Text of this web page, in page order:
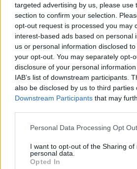
targeted advertising by us, please use
section to confirm your selection.
opt-out request is processed you may
interest-based ads based on personal
us or personal information disclosed
your opt-out. You may separately opt-
disclosure of your personal
IAB’s list of downstream participants.
also be disclosed by us to third parties
Downstream Participants that may
Personal Data Processing Opt
I want to opt-out of the Sharing of
personal data.
Opted In
Nostran, 6. Casolari (61’
Panozzo (60’ Ghigo), 4.
Montagner); 3. Hughes (68’
(61’ Carnio), 1. Spagnolo (68’
A disposizione: 16. Borean,
Bizzotto, 19. Michieletto, 20.
22. Capraro, 23. Montagner
Allenatore: Andrea Marcato
: terreno di gioco in
4000 spettatori